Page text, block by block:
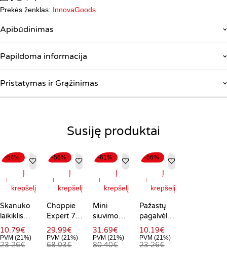
Prekės ženklas: InnovaGoods
Apibūdinimas
Papildoma informacija
Pristatymas ir Grąžinimas
Susiję produktai
-54%
Į
krepšelį
Skanuko
laikiklis
asmenukėms
su
augintiniais
23.26€
10.79€
PVM (21%)
-56%
Į
krepšelį
Choppie
Expert 7
in 1
daržovių
pjaustyklė
68.03€
29.99€
PVM (21%)
-61%
Į
krepšelį
Mini
siuvimo
mašina su
LED ir
priedais
80.40€
31.69€
PVM (21%)
-56%
Į
krepšelį
Pažastų
pagalvėlės
nuo
prakaito
dėmių
23.26€
10.19€
PVM (21%)